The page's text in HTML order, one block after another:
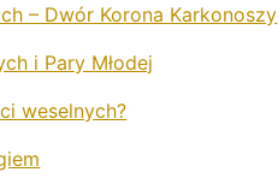
– Dwór Korona Karkonoszy
i Pary Młodej
weselnych?